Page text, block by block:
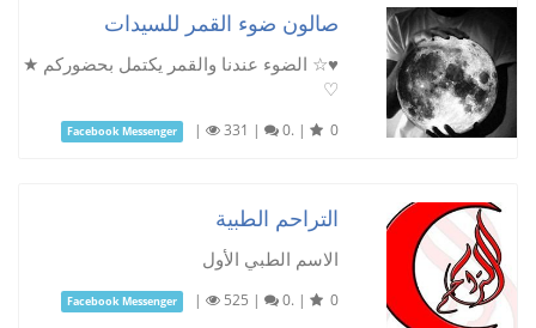
صالون ضوء القمر للسيدات
♥☆ الضوء عندنا والقمر يكتمل بحضوركم ★
♡
Facebook Messenger | 331 | 0. | 0
التراحم الطبية
الاسم الطبي الأول
Facebook Messenger | 525 | 0. | 0